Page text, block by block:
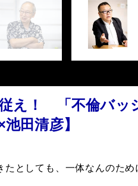
え！ 「不倫バッ
田清彦】
たとしても、一体なんのため